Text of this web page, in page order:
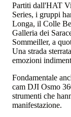
Partiti dall'HAT
Series, i gruppi
Longa, il Colle
Galleria dei
Sommeiller, a
Una strada
emozioni
Fondamentale
cam DJI Osmo
strumenti che
manifestazione.